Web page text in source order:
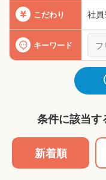
こだわり 社員
キーワード
条件に該当す
新着順